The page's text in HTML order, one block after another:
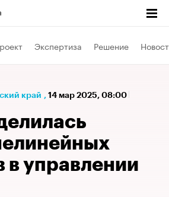
Экспертиза Решение
край , 14 мар 2025, 08:00
в управлении